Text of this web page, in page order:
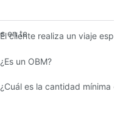
en tejidos no tejidos en la
El cliente realiza un viaje
¿Es un OBM?
pedido para los productos
¿Cuál es la cantidad mínima